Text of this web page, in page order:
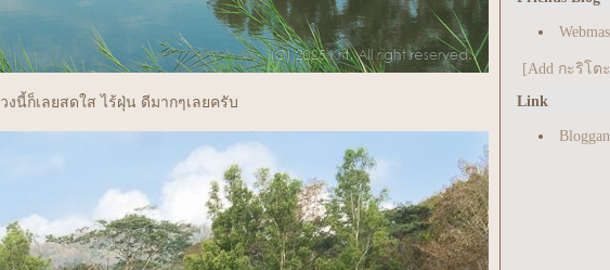
นี้ก็เลยสดใส ไร้ฝุ่น ดีมากๆเลยครับ
[Add กะริโต
Link